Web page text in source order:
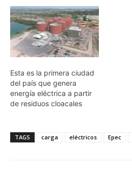
Esta es la primera ciudad
del país que genera
energía eléctrica a partir
de residuos cloacales
TAGS carga eléctricos Epec